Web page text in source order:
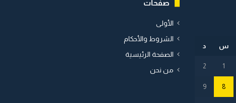
س د
1
2
8
9
صفحات
الأولى
الشروط والأحكام
الصفحة الرئيسية
من نحن